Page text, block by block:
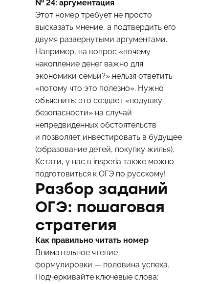
№ 24: аргументация
Этот номер требует не просто
высказать мнение, а подтвердить его
двумя развернутыми аргументами.
Например, на вопрос «почему
накопление денег важно для
экономики семьи?» нельзя ответить
«потому что это полезно». Нужно
объяснить: это создает «подушку
безопасности» на случай
непредвиденных обстоятельств
и позволяет инвестировать в будущее
(образование детей, покупку жилья).
Кстати, у нас в insperia также можно
подготовиться к ОГЭ по русскому!
Разбор заданий
ОГЭ: пошаговая
стратегия
Как правильно читать номер
Внимательное чтение
формулировки — половина успеха.
Подчеркивайте ключевые слова: